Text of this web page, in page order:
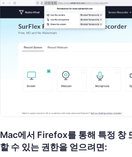
Mac에서 Firefox를 통해 특정 창
할 수 있는 권한을 얻으려면: